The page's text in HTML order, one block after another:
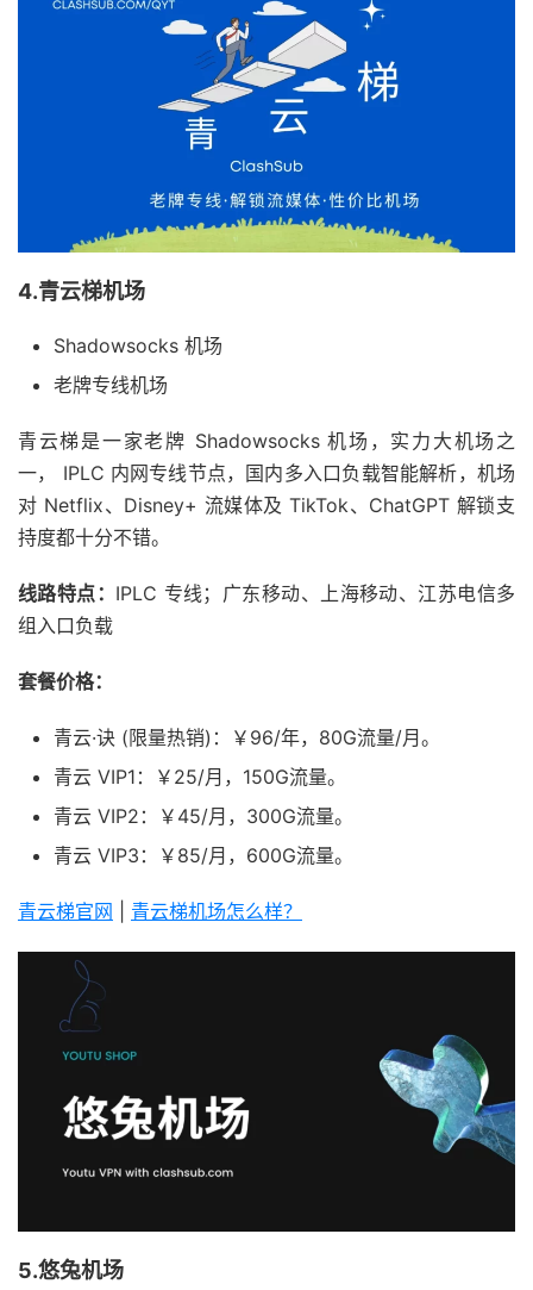
4.青云梯机场
Shadowsocks 机场
老牌专线机场
青云梯是一家老牌 Shadowsocks 机场，实力大机场之
一， IPLC 内网专线节点，国内多入口负载智能解析，机场
对 Netflix、Disney+ 流媒体及 TikTok、ChatGPT 解锁支
持度都十分不错。
线路特点： IPLC 专线；广东移动、上海移动、江苏电信多
组入口负载
套餐价格：
青云·诀 (限量热销)：￥96/年，80G流量/月。
青云 VIP1：￥25/月，150G流量。
青云 VIP2：￥45/月，300G流量。
青云 VIP3：￥85/月，600G流量。
青云梯官网 青云梯机场怎么样？
5.悠兔机场